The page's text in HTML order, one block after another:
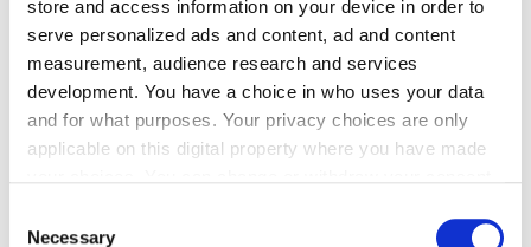
store and access information on your device in order to
serve personalized ads and content, ad and content
measurement, audience research and services
development. You have a choice in who uses your data
and for what purposes. Your privacy choices are only
applicable on this digital property where you have made
the Privacy trigger icon.
Selection
Necessary